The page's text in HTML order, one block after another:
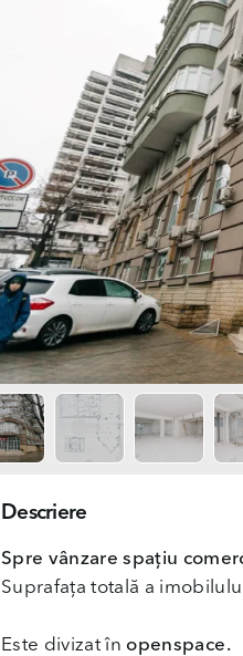
Descriere
Spre vânzare spațiu
Suprafața totală a
Este divizat în openspace.